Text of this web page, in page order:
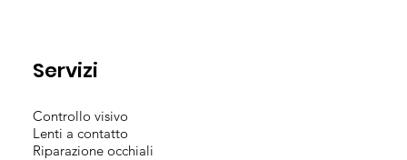
Servizi
Controllo visivo
Lenti a contatto
Riparazione occhiali